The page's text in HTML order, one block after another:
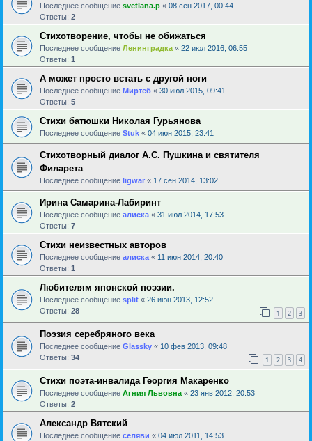
Последнее сообщение svetlana.p « 08 сен 2017, 00:44
Ответы: 2
Стихотворение, чтобы не обижаться
Последнее сообщение Ленинградка « 22 июл 2016, 06:55
Ответы: 1
А может просто встать с другой ноги
Последнее сообщение Миртеб « 30 июл 2015, 09:41
Ответы: 5
Стихи батюшки Николая Гурьянова
Последнее сообщение Stuk « 04 июн 2015, 23:41
Стихотворный диалог А.С. Пушкина и святителя
Филарета
Последнее сообщение ligwar « 17 сен 2014, 13:02
Ирина Самарина-Лабиринт
Последнее сообщение алиска « 31 июл 2014, 17:53
Ответы: 7
Стихи неизвестных авторов
Последнее сообщение алиска « 11 июн 2014, 20:40
Ответы: 1
Любителям японской поэзии.
Последнее сообщение sрlit « 26 июн 2013, 12:52
Ответы: 28 1 2 3
Поэзия серебряного века
Последнее сообщение Glassky « 10 фев 2013, 09:48
Ответы: 34 1 2 3 4
Стихи поэта-инвалида Георгия Макаренко
Последнее сообщение Агния Львовна « 23 янв 2012, 20:53
Ответы: 2
Александр Вятский
Последнее сообщение селяви « 04 июл 2011, 14:53